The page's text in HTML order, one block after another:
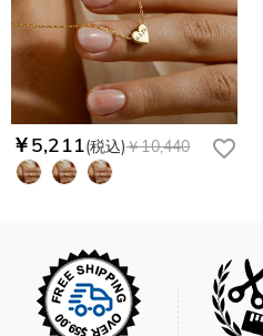
￥5,211(税込)￥10,440